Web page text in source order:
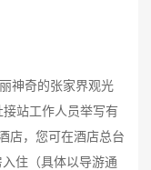
神奇的张家界观光
站工作人员举写有
店，您可在酒店总台
住（具体以导游通